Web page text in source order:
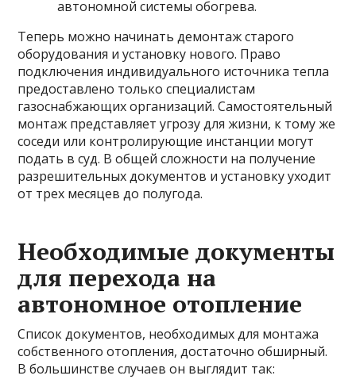
автономной системы обогрева.
Теперь можно начинать демонтаж старого
оборудования и установку нового. Право
подключения индивидуального источника тепла
предоставлено только специалистам
газоснабжающих организаций. Самостоятельный
монтаж представляет угрозу для жизни, к тому же
соседи или контролирующие инстанции могут
подать в суд. В общей сложности на получение
разрешительных документов и установку уходит
от трех месяцев до полугода.
Необходимые документы
для перехода на
автономное отопление
Список документов, необходимых для монтажа
собственного отопления, достаточно обширный.
В большинстве случаев он выглядит так: